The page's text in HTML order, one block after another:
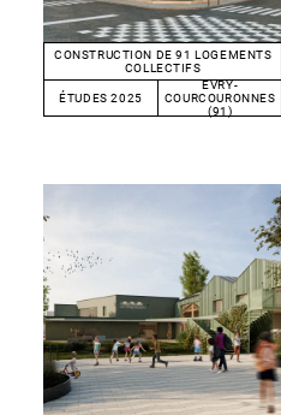
CONSTRUCTION DE 91 LOGEMENTS
COLLECTIFS
ÉTUDES 2025
EVRY-
COURCOURONNES
(91)